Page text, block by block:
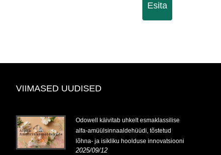
Esita
VIIMASED UUDISED
Odowell käivitab uhkelt esmaklassilise
alfa-amüülsinnaaldehüüdi, tõstetud
lõhna- ja isikliku hoolduse innovatsiooni
2025/09/12